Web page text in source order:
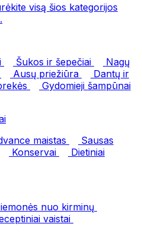
visą šios kategorijos
Šukos ir šepečiai
Nagų
Ausų priežiūra
Dantų ir
Gydomieji šampūnai
maistas
Sausas
Konservai
Dietiniai
nuo kirminų
vaistai